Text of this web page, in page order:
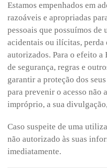
Estamos empenhados em
razoáveis e apropriadas
pessoais que possuímos
acidentais ou ilícitas, perda
autorizados. Para o efeito
de segurança, regras e
garantir a proteção dos
para prevenir o acesso não
impróprio, a sua
Caso suspeite de uma
não autorizado às suas
imediatamente.